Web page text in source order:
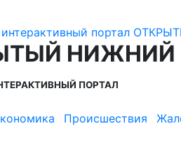
НИЖНИЙ
ПОРТАЛ
Происшествия